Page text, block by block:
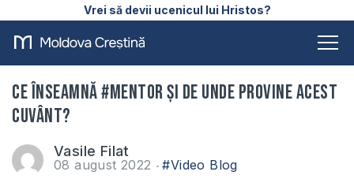
Vrei să devii ucenicul lui Hristos?
Ce înseamnă #MENTOR și de unde provine acest
cuvânt?
Vasile Filat
08 august 2022 #Video Blog